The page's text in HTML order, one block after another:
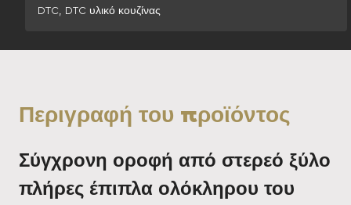
DTC, DTC υλικό κουζίνας
Περιγραφή του προϊόντος
Σύγχρονη οροφή από στερεό ξύλο
πλήρες έπιπλα ολόκληρου του